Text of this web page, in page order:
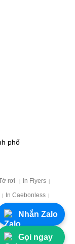
phố
rơi In Flyers
In Caebonless
Nhắn Zalo
Gọi ngay